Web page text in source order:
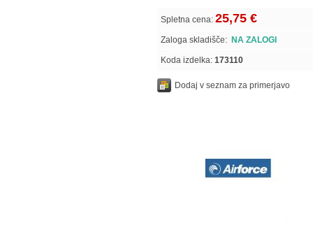
Spletna cena: 25,75 €
Zaloga skladišče: NA ZALOGI
Koda izdelka: 173110
Dodaj v seznam za primerjavo